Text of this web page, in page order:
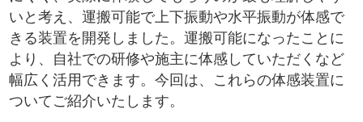
いと考え、運搬可能で上下振動や水平振動が体感で
きる装置を開発しました。運搬可能になったことに
より、自社での研修や施主に体感していただくなど
幅広く活用できます。今回は、これらの体感装置に
ついてご紹介いたします。